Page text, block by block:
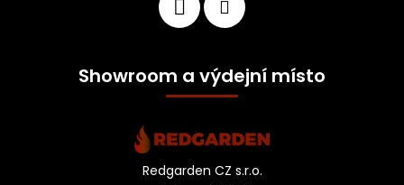
Showroom a výdejní místo
Redgarden CZ s.r.o.